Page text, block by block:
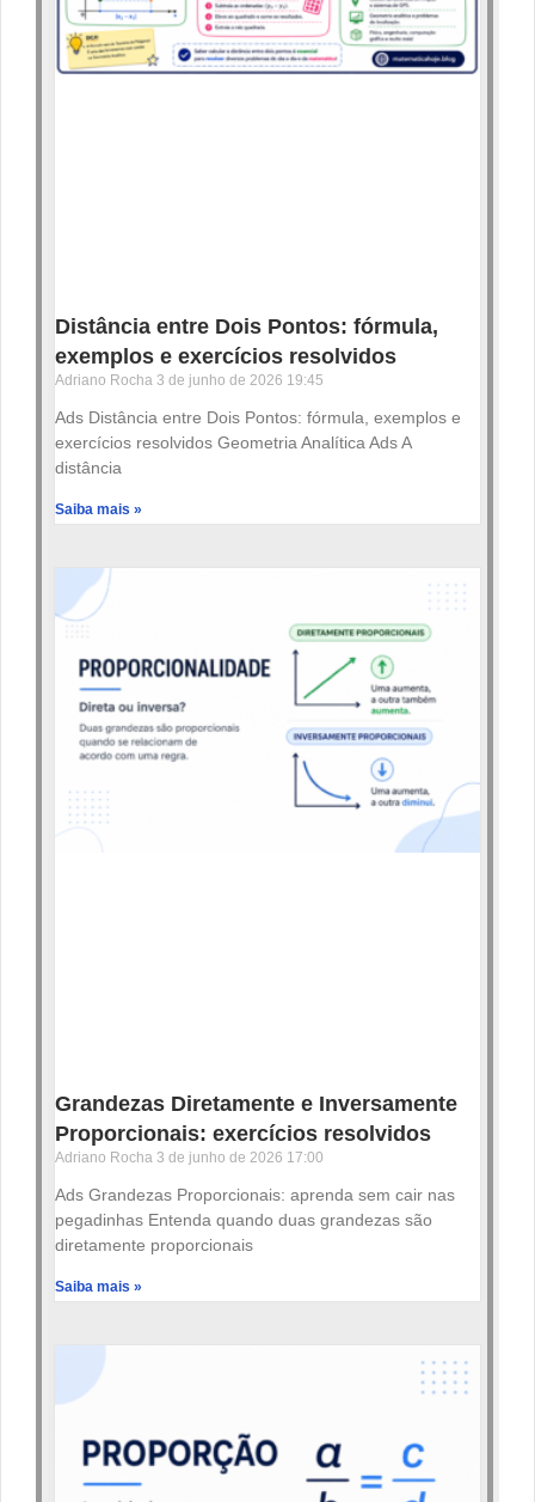
Distância entre Dois Pontos: fórmula,
exemplos e exercícios resolvidos
Adriano Rocha 3 de junho de 2026 19:45
Ads Distância entre Dois Pontos: fórmula, exemplos e
exercícios resolvidos Geometria Analítica Ads A
distância
Saiba mais »
Grandezas Diretamente e Inversamente
Proporcionais: exercícios resolvidos
Adriano Rocha 3 de junho de 2026 17:00
Ads Grandezas Proporcionais: aprenda sem cair nas
pegadinhas Entenda quando duas grandezas são
diretamente proporcionais
Saiba mais »